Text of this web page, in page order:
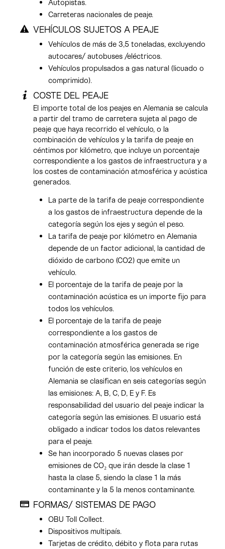
Autopistas.
Carreteras nacionales de peaje.
VEHÍCULOS SUJETOS A PEAJE
Vehículos de más de 3,5 toneladas, excluyendo
autocares/ autobuses /eléctricos.
Vehículos propulsados a gas natural (licuado o
comprimido).
COSTE DEL PEAJE
El importe total de los peajes en Alemania se calcula
a partir del tramo de carretera sujeta al pago de
peaje que haya recorrido el vehículo, o la
combinación de vehículos y la tarifa de peaje en
céntimos por kilómetro, que incluye un porcentaje
correspondiente a los gastos de infraestructura y a
los costes de contaminación atmosférica y acústica
generados.
La parte de la tarifa de peaje correspondiente
a los gastos de infraestructura depende de la
categoría según los ejes y según el peso.
La tarifa de peaje por kilómetro en Alemania
depende de un factor adicional, la cantidad de
dióxido de carbono (CO2) que emite un
vehículo.
El porcentaje de la tarifa de peaje por la
contaminación acústica es un importe fijo para
todos los vehículos.
El porcentaje de la tarifa de peaje
correspondiente a los gastos de
contaminación atmosférica generada se rige
por la categoría según las emisiones. En
función de este criterio, los vehículos en
Alemania se clasifican en seis categorías según
las emisiones: A, B, C, D, E y F. Es
responsabilidad del usuario del peaje indicar la
categoría según las emisiones. El usuario está
obligado a indicar todos los datos relevantes
para el peaje.
Se han incorporado 5 nuevas clases por
emisiones de CO₂ que irán desde la clase 1
hasta la clase 5, siendo la clase 1 la más
contaminante y la 5 la menos contaminante.
FORMAS/ SISTEMAS DE PAGO
OBU Toll Collect.
Dispositivos multipaís.
Tarjetas de crédito, débito y flota para rutas